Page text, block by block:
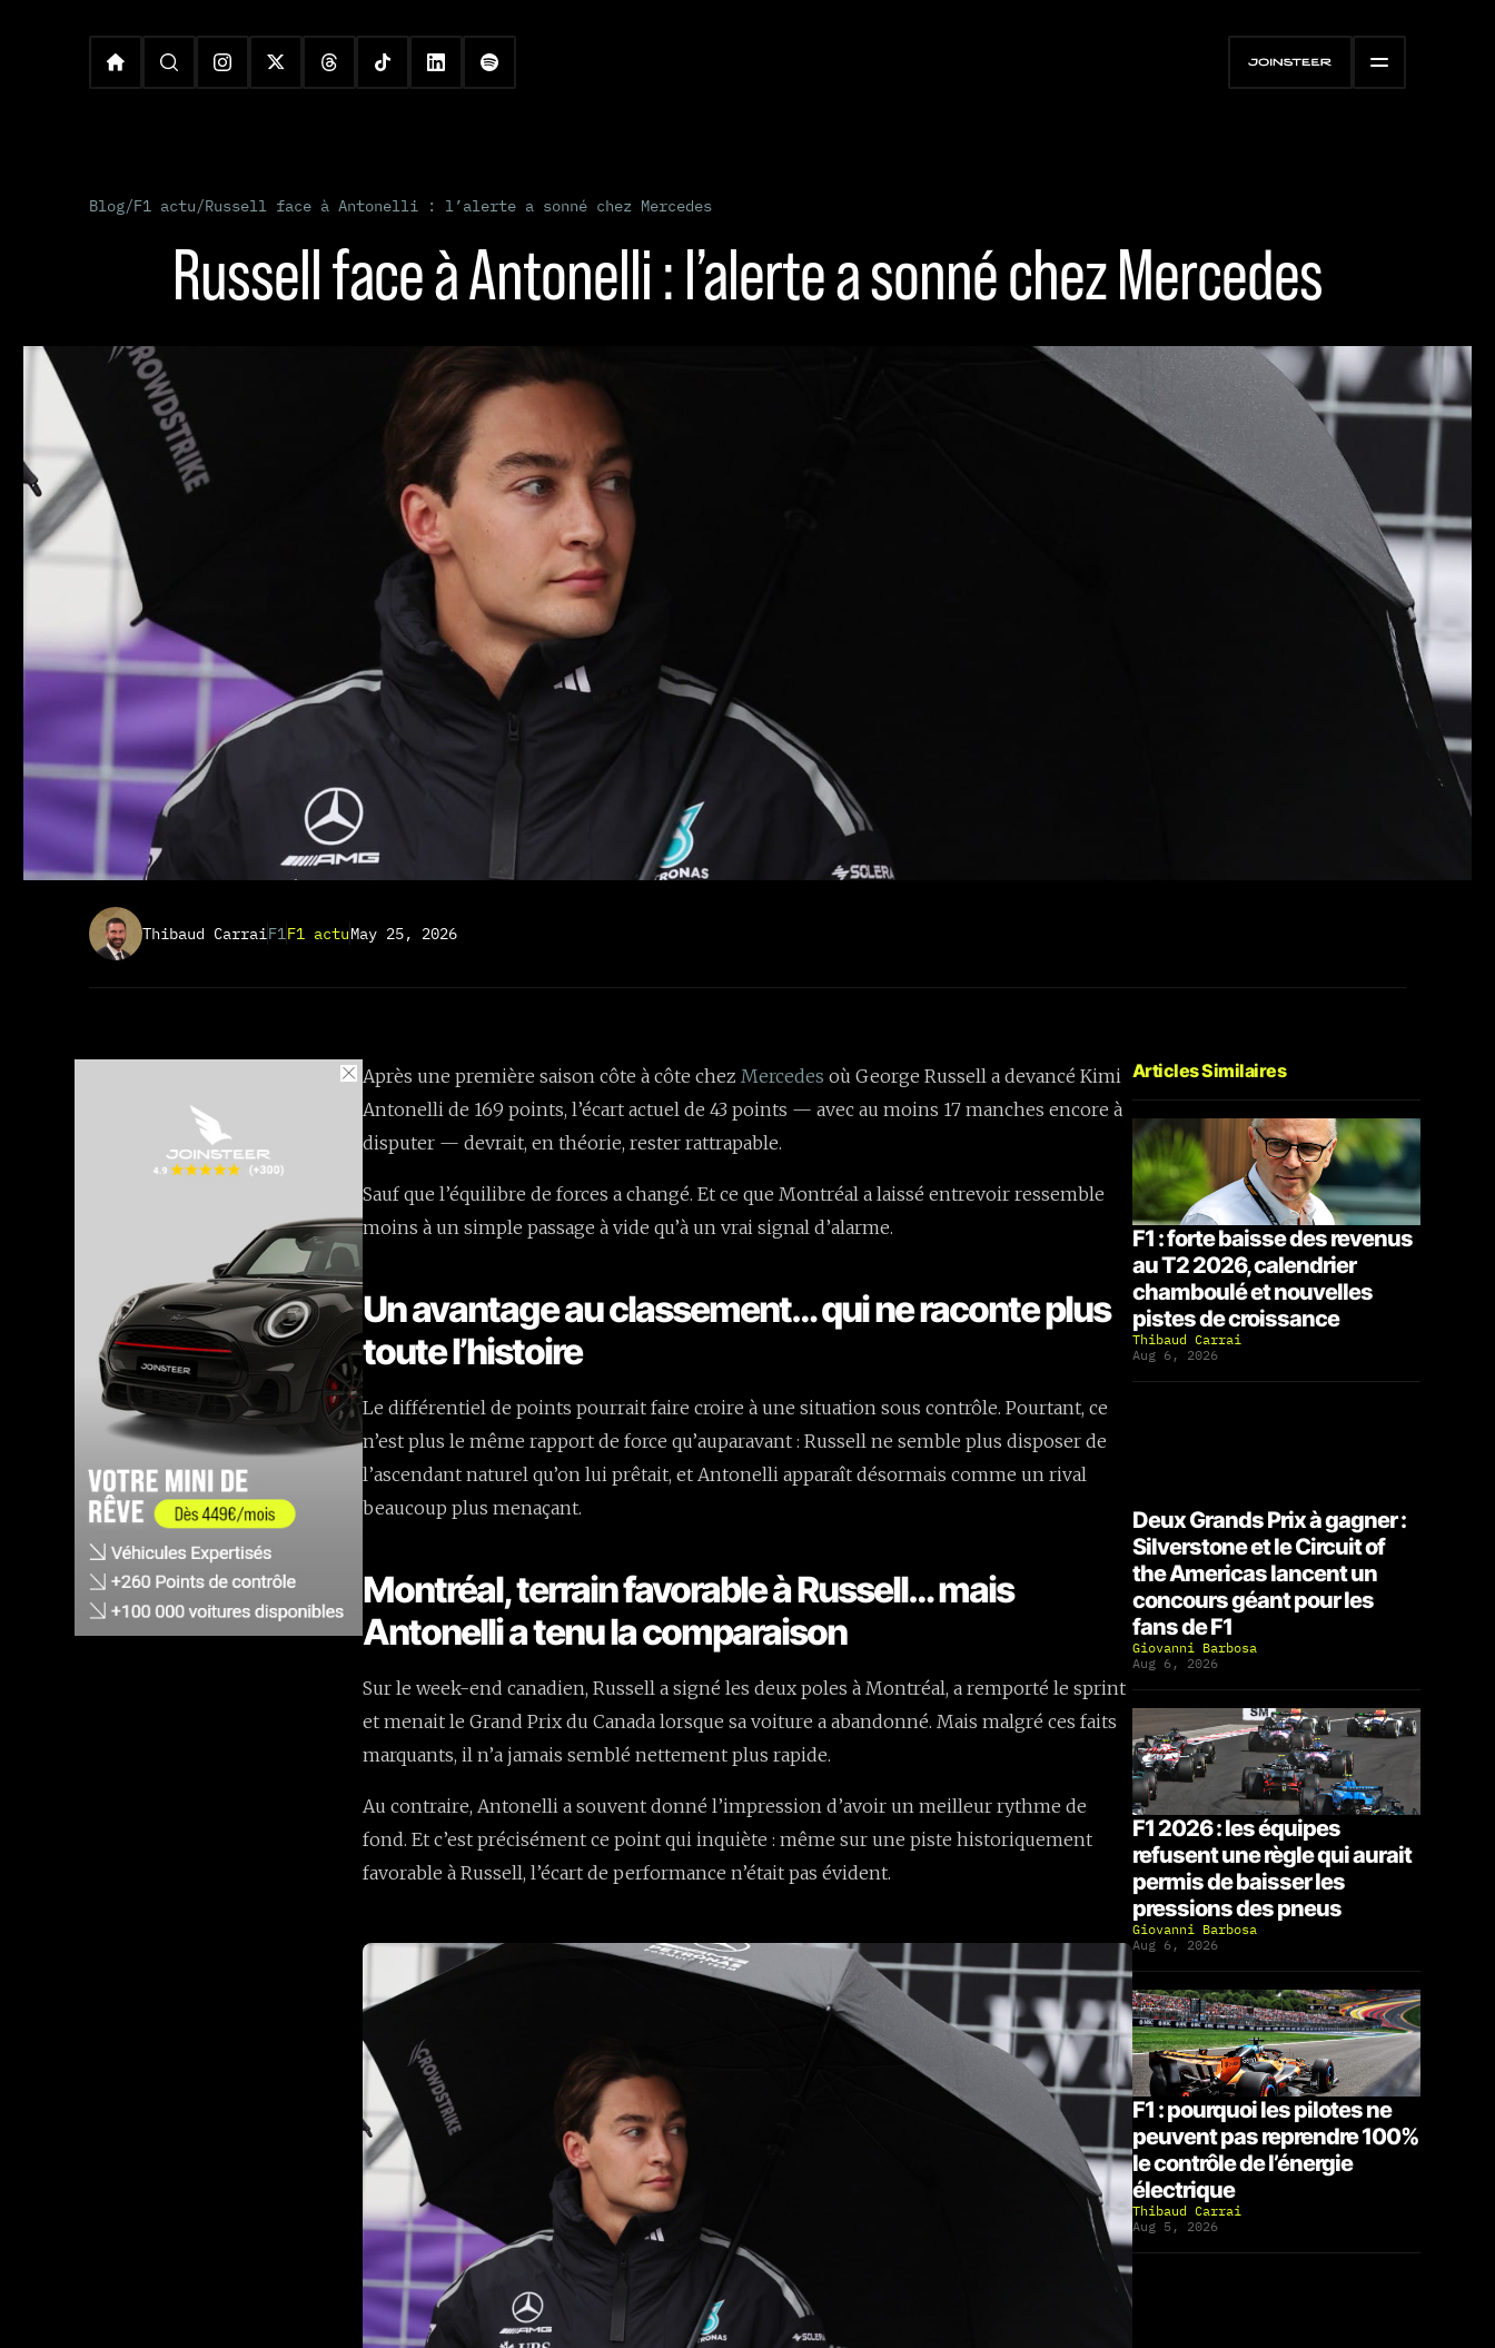
Blog/F1 actu/Russell face à Antonelli : l’alerte a sonné chez Mercedes
Russell face à Antonelli : l’alerte a sonné chez Mercedes
Thibaud Carrai F1 F1 actuMay 25, 2026
Après une première saison côte à côte chezMercedes où George Russell a devancé Kimi
Antonelli de 169 points, l’écart actuel de 43 points — avec au moins 17 manches encore à
disputer — devrait, en théorie, rester rattrapable.
Sauf que l’équilibre de forces a changé. Et ce que Montréal a laissé entrevoir ressemble
moins à un simple passage à vide qu’à un vrai signal d’alarme.
Un avantage au classement… qui ne raconte plus
toute l’histoire
Le différentiel de points pourrait faire croire à une situation sous contrôle. Pourtant, ce
n’est plus le même rapport de force qu’auparavant : Russell ne semble plus disposer de
l’ascendant naturel qu’on lui prêtait, et Antonelli apparaît désormais comme un rival
beaucoup plus menaçant.
Montréal, terrain favorable à Russell… mais
Antonelli a tenu la comparaison
Sur le week-end canadien, Russell a signé les deux poles à Montréal, a remporté le sprint
et menait le Grand Prix du Canada lorsque sa voiture a abandonné. Mais malgré ces faits
marquants, il n’a jamais semblé nettement plus rapide.
Au contraire, Antonelli a souvent donné l’impression d’avoir un meilleur rythme de
fond. Et c’est précisément ce point qui inquiète : même sur une piste historiquement
favorable à Russell, l’écart de performance n’était pas évident.
Articles Similaires
F1 : forte baisse des revenus
au T2 2026, calendrier
chamboulé et nouvelles
pistes de croissance
Thibaud Carrai
Aug 6, 2026
Deux Grands Prix à gagner :
Silverstone et le Circuit of
the Americas lancent un
concours géant pour les
fans de F1
Giovanni Barbosa
Aug 6, 2026
F1 2026 : les équipes
refusent une règle qui aurait
permis de baisser les
pressions des pneus
Giovanni Barbosa
Aug 6, 2026
F1 : pourquoi les pilotes ne
peuvent pas reprendre 100%
le contrôle de l’énergie
électrique
Thibaud Carrai
Aug 5, 2026